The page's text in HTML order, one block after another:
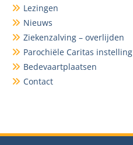
Lezingen
Nieuws
Ziekenzalving – overlijden
Parochiële Caritas instelling
Bedevaartplaatsen
Contact